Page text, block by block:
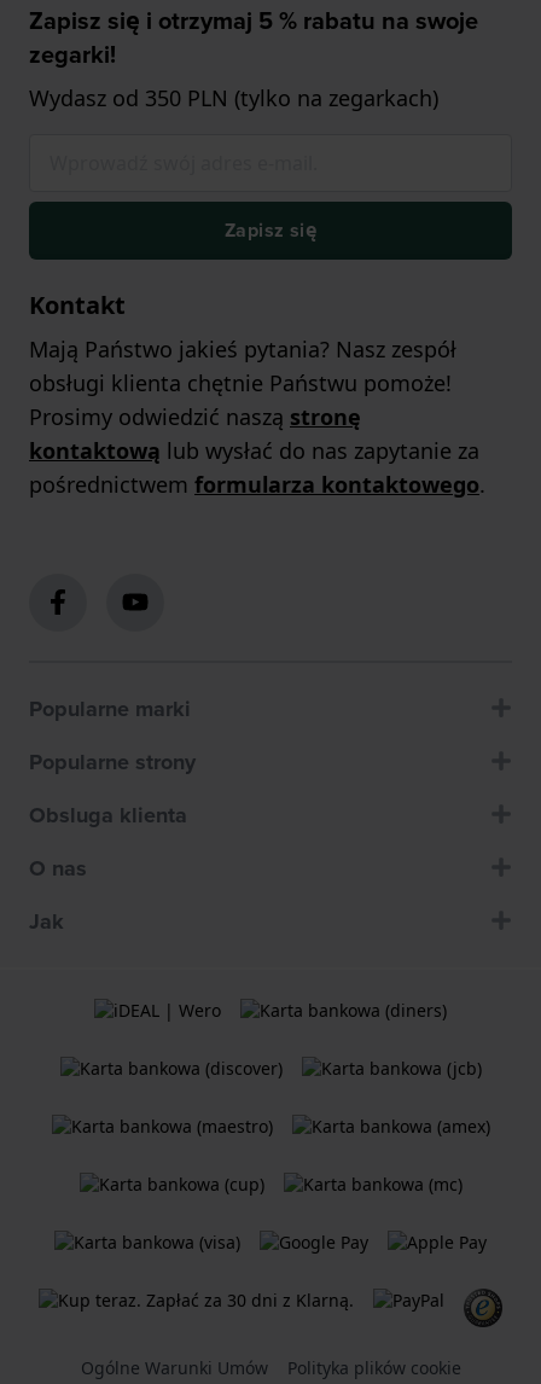
Zapisz się i otrzymaj 5 % rabatu na swoje
zegarki!
Wydasz od 350 PLN (tylko na zegarkach)
Zapisz się
Kontakt
Mają Państwo jakieś pytania? Nasz zespół
obsługi klienta chętnie Państwu pomoże!
Prosimy odwiedzić naszą stronę
kontaktową lub wysłać do nas zapytanie za
pośrednictwem formularza kontaktowego.
Popularne marki
Popularne strony
Obsluga klienta
O nas
Jak
Ogólne Warunki Umów
Polityka plików cookie